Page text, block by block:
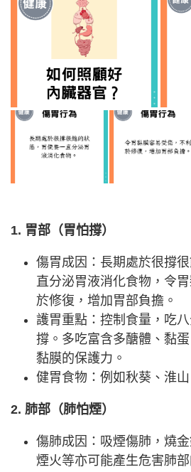
1. 胃部（胃怕撐）
傷胃成因：長期處於很撐
直分泌胃液消化食物，令
於修復，增加胃部負擔。
護胃重點：控制食量，吃
撐。多吃富含多醣體、黏
黏膜的保護力。
健胃食物：例如秋葵、淮
2. 肺部（肺怕煙）
傷肺成因：吸煙傷肺，燒
煙火等亦可能產生危害肺